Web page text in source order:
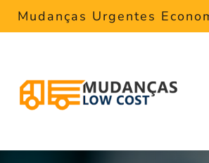
Mudanças Urgentes